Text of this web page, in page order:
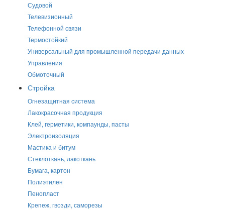
Судовой
Телевизионный
Телефонной связи
Термостойкий
Универсальный для промышленной передачи данных
Управления
Обмоточный
Стройка
Огнезащитная система
Лакокрасочная продукция
Клей, герметики, компаунды, пасты
Электроизоляция
Мастика и битум
Стеклоткань, лакоткань
Бумага, картон
Полиэтилен
Пенопласт
Крепеж, гвозди, саморезы